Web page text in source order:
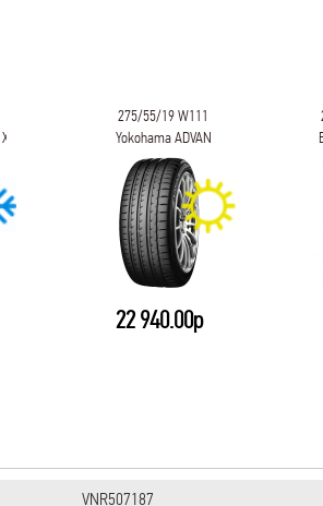
275/55/19 W111 Royal
Black ROYAL EXPLORER
II
8 670.00р
VNR507187